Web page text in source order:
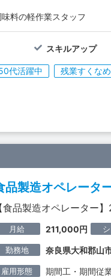
味料の軽作業スタッフ
スキルアップ
代活躍中 残業すくな
品製造オペレータ
【食品製造オペレーター
月給 211,000円
勤務地 奈良県大和郡山
雇用形態 期間工・期間従